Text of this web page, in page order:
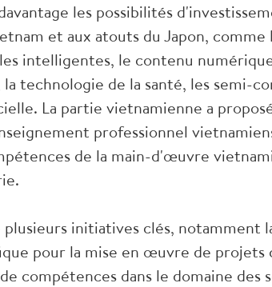
les possibilités
et aux atouts du Japon,
intelligentes, le contenu
technologie de la santé, les semi-
La partie vietnamienne a
professionnel
de la main-d'œuvre
plusieurs initiatives clés, notamment
pour la mise en œuvre de projets
compétences dans le domaine